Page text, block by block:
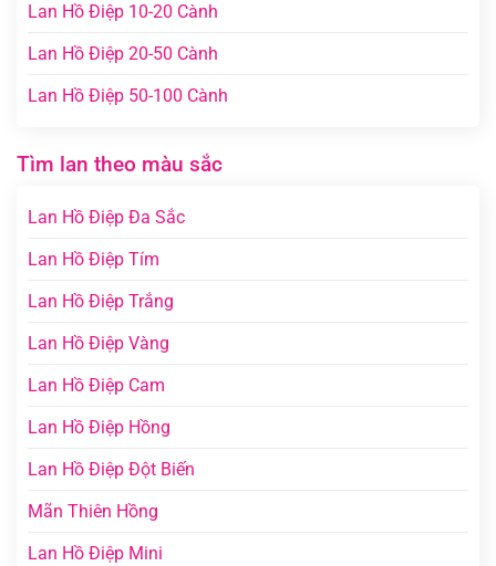
Lan Hồ Điệp 10-20 Cành
Lan Hồ Điệp 20-50 Cành
Lan Hồ Điệp 50-100 Cành
Tìm lan theo màu sắc
Lan Hồ Điệp Đa Sắc
Lan Hồ Điệp Tím
Lan Hồ Điệp Trắng
Lan Hồ Điệp Vàng
Lan Hồ Điệp Cam
Lan Hồ Điệp Hồng
Lan Hồ Điệp Đột Biến
Mãn Thiên Hồng
Lan Hồ Điệp Mini